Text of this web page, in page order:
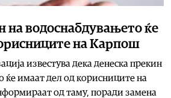
на водоснабдувањето ќе
на Карпош
известува дека денеска прекин
ќе имаат дел од корисниците на
од таму, поради замена